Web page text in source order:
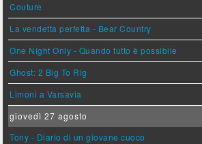
Couture
La vendetta perfetta - Bear Country
One Night Only - Quando tutto è possibile
Ghost: 2 Big To Rig
Limoni a Varsavia
giovedì 27 agosto
Tony - Diario di un giovane cuoco